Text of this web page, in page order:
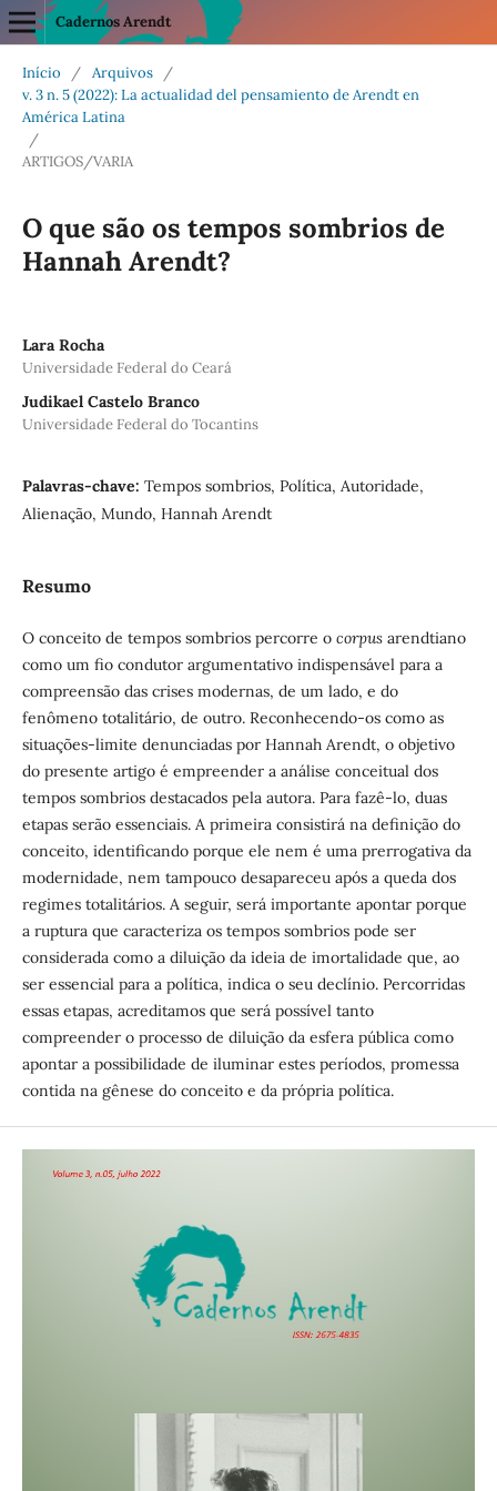
Cadernos Arendt
Início / Arquivos
/
v. 3 n. 5 (2022): La actualidad del pensamiento de Arendt en
América Latina
/
ARTIGOS/VARIA
O que são os tempos sombrios de
Hannah Arendt?
Lara Rocha
Universidade Federal do Ceará
Judikael Castelo Branco
Universidade Federal do Tocantins
Palavras-chave: Tempos sombrios, Política, Autoridade,
Alienação, Mundo, Hannah Arendt
Resumo
O conceito de tempos sombrios percorre o corpusarendtiano
como um fio condutor argumentativo indispensável para a
compreensão das crises modernas, de um lado, e do
fenômeno totalitário, de outro. Reconhecendo-os como as
situações-limite denunciadas por Hannah Arendt, o objetivo
do presente artigo é empreender a análise conceitual dos
tempos sombrios destacados pela autora. Para fazê-lo, duas
etapas serão essenciais. A primeira consistirá na definição do
conceito, identificando porque ele nem é uma prerrogativa da
modernidade, nem tampouco desapareceu após a queda dos
regimes totalitários. A seguir, será importante apontar porque
a ruptura que caracteriza os tempos sombrios pode ser
considerada como a diluição da ideia de imortalidade que, ao
ser essencial para a política, indica o seu declínio. Percorridas
essas etapas, acreditamos que será possível tanto
compreender o processo de diluição da esfera pública como
apontar a possibilidade de iluminar estes períodos, promessa
contida na gênese do conceito e da própria política.